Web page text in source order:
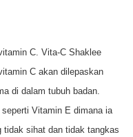
C. Vita-C Shaklee
C akan dilepaskan
di dalam tubuh badan.
Vitamin E dimana ia
tidak sihat dan tidak tangkas